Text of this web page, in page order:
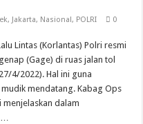
, Jakarta, Nasional, POLRI 0
Lintas (Korlantas) Polri resmi
(Gage) di ruas jalan tol
4/2022). Hal ini guna
mendatang. Kabag Ops
menjelaskan dalam
…